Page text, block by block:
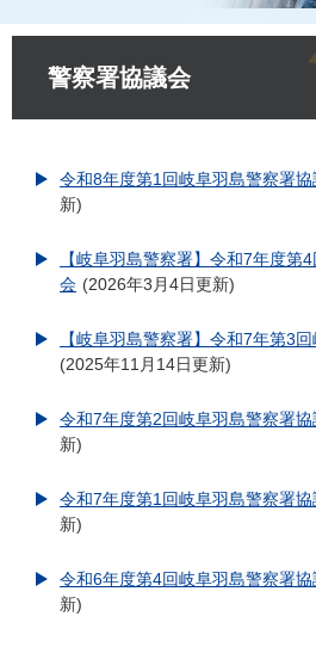
警察署協議会
令和8年度第1回岐阜羽島警察署協
新
【岐阜羽島警察署】令和7年度第
会
2026年3月4日更新
【岐阜羽島警察署】令和7年第3
2025年11月14日更新
令和7年度第2回岐阜羽島警察署協
新
令和7年度第1回岐阜羽島警察署協
新
令和6年度第4回岐阜羽島警察署協
新